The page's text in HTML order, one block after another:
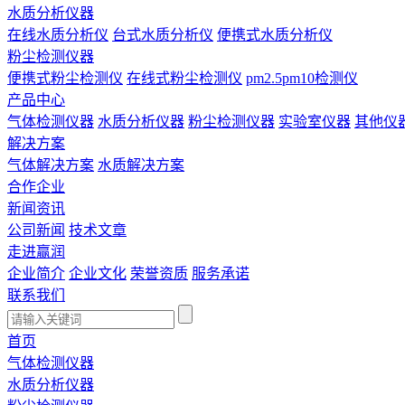
水质分析仪器
在线水质分析仪 台式水质分析仪 便携式水质分析仪
粉尘检测仪器
便携式粉尘检测仪 在线式粉尘检测仪 pm2.5pm10检测仪
产品中心
气体检测仪器 水质分析仪器 粉尘检测仪器 实验室仪器 其他仪
解决方案
气体解决方案 水质解决方案
合作企业
新闻资讯
公司新闻 技术文章
走进赢润
企业简介 企业文化 荣誉资质 服务承诺
联系我们
首页
气体检测仪器
水质分析仪器